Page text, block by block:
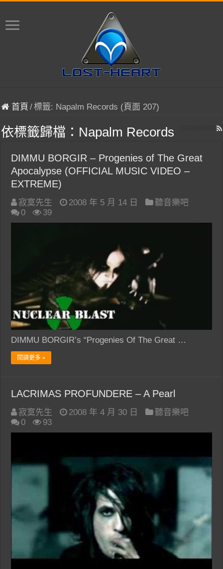
首頁 /標籤: Napalm Records (頁面 207)
依標籤歸檔： Napalm Records
DIMMU BORGIR – Progenies of The Great
Apocalypse (OFFICIAL MUSIC VIDEO –
EXTREME)
寂寞先生 2008 年 5 月 14 日
聽音樂吧
0
39
DIMMU BORGIR’s “Progenies Of The Great …
閱讀更多 »
LACRIMAS PROFUNDERE – A Pearl
寂寞先生 2008 年 4 月 30 日
聽音樂吧
0
93